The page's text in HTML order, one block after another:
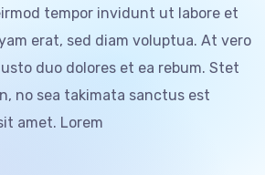
tempor invidunt ut labore et
erat, sed diam voluptua. At vero
duo dolores et ea rebum. Stet
no sea takimata sanctus est
amet. Lorem